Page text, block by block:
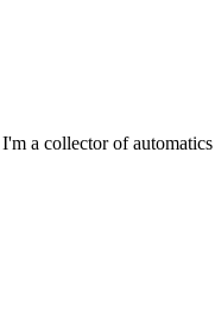
a collector of automatics